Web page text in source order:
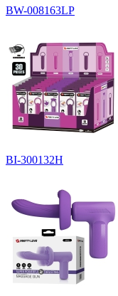
BW-008163LP
BI-300132H